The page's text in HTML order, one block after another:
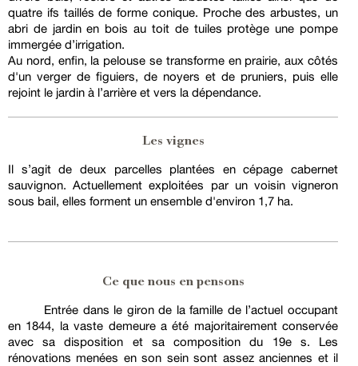
quatre ifs taillés de forme conique. Proche des arbustes, un
abri de jardin en bois au toit de tuiles protège une pompe
immergée d’irrigation.
Au nord, enfin, la pelouse se transforme en prairie, aux côtés
d'un verger de figuiers, de noyers et de pruniers, puis elle
rejoint le jardin à l’arrière et vers la dépendance.
Les vignes
Il s’agit de deux parcelles plantées en cépage cabernet
sauvignon. Actuellement exploitées par un voisin vigneron
sous bail, elles forment un ensemble d'environ 1,7 ha.
Ce que nous en pensons
Entrée dans le giron de la famille de l’actuel occupant
en 1844, la vaste demeure a été majoritairement conservée
avec sa disposition et sa composition du 19e s. Les
rénovations menées en son sein sont assez anciennes et il